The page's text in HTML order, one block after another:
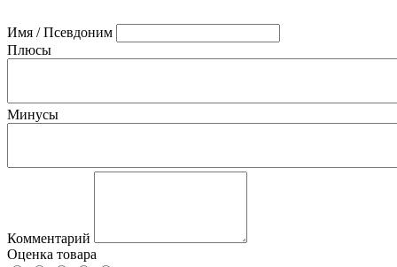
Имя / Псевдоним
Плюсы
Минусы
Комментарий
Оценка товара